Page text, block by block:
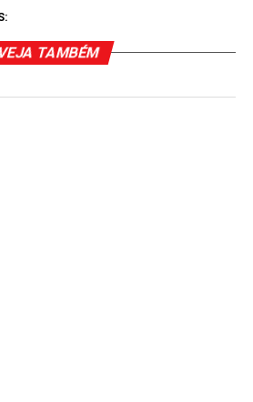
VEJA TAMBÉM